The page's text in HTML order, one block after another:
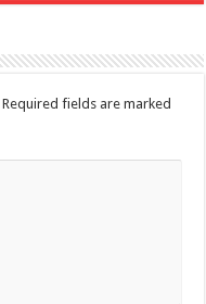
Required fields are marked